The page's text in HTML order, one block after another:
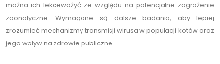
można ich lekceważyć ze względu na potencjalne zagrożenie
zoonotyczne. Wymagane są dalsze badania, aby lepiej
zrozumieć mechanizmy transmisji wirusa w populacji kotów oraz
jego wpływ na zdrowie publiczne.